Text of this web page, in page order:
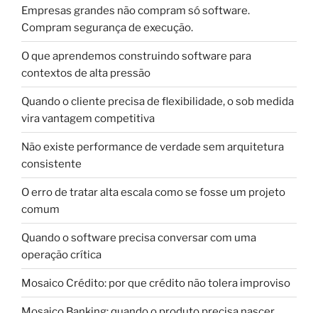
Empresas grandes não compram só software.
Compram segurança de execução.
O que aprendemos construindo software para
contextos de alta pressão
Quando o cliente precisa de flexibilidade, o sob medida
vira vantagem competitiva
Não existe performance de verdade sem arquitetura
consistente
O erro de tratar alta escala como se fosse um projeto
comum
Quando o software precisa conversar com uma
operação crítica
Mosaico Crédito: por que crédito não tolera improviso